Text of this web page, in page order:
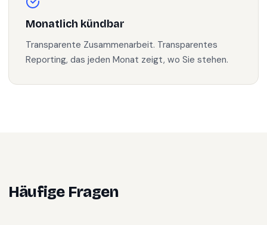
Monatlich kündbar
Transparente Zusammenarbeit. Transparentes
Reporting, das jeden Monat zeigt, wo Sie stehen.
Häufige Fragen